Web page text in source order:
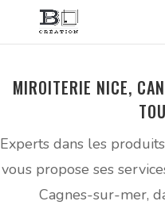
MIROITERIE NICE,
Experts dans les
vous propose ses
Cagnes-sur-mer,